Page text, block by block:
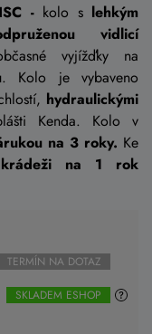
- kolo s lehkým
vidlicí
vyjížďky na
Kolo je vybaveno
hydraulickými
Kenda. Kolo v
na 3 roky. Ke
na 1 rok
TERMÍN NA DOTAZ
SKLADEM ESHOP